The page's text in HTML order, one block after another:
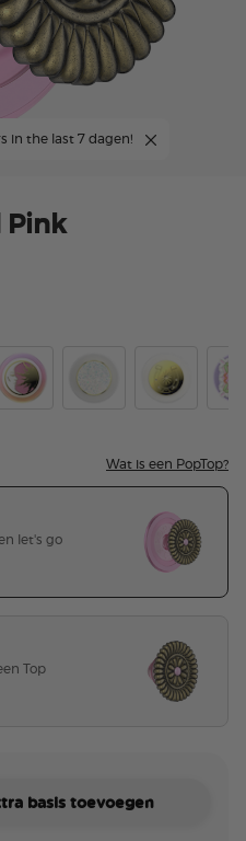
in the last 7 dagen!
Pink
Wat is een PopTop?
let's go
Top
basis toevoegen